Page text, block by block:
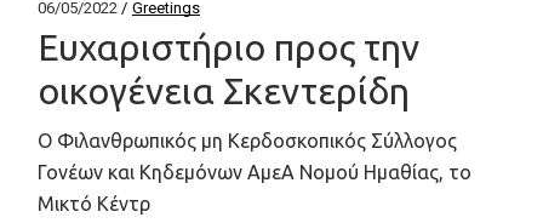
06/05/2022 Greetings
Ευχαριστήριο προς την
οικογένεια Σκεντερίδη
Ο Φιλανθρωπικός μη Κερδοσκοπικός Σύλλογος
Γονέων και Κηδεμόνων ΑμεΑ Νομού Ημαθίας, το
Μικτό Κέντρ